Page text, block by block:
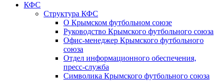
КФС
Структура КФС
О Крымском футбольном союзе
Руководство Крымского футбольного союза
Офис-менеджер Крымского футбольного
союза
Отдел информационного обеспечения,
пресс-служба
Символика Крымского футбольного союза